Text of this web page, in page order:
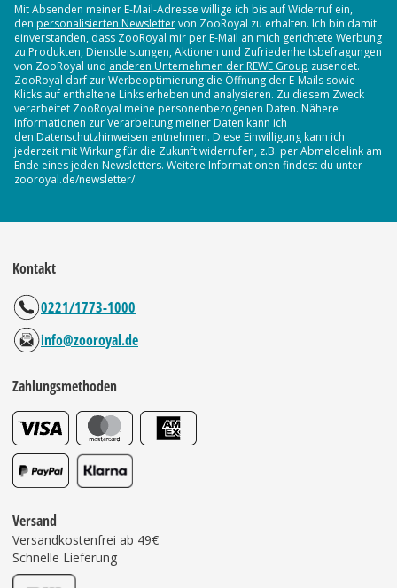
Mit Absenden meiner E-Mail-Adresse willige ich bis auf Widerruf ein,
den personalisierten Newslettervon ZooRoyal zu erhalten. Ich bin damit
einverstanden, dass ZooRoyal mir per E-Mail an mich gerichtete Werbung
zu Produkten, Dienstleistungen, Aktionen und Zufriedenheitsbefragungen
von ZooRoyal und anderen Unternehmen der REWE Group zusendet.
ZooRoyal darf zur Werbeoptimierung die Öffnung der E-Mails sowie
Klicks auf enthaltene Links erheben und analysieren. Zu diesem Zweck
verarbeitet ZooRoyal meine personenbezogenen Daten. Nähere
Informationen zur Verarbeitung meiner Daten kann ich
den Datenschutzhinweisen entnehmen. Diese Einwilligung kann ich
jederzeit mit Wirkung für die Zukunft widerrufen, z.B. per Abmeldelink am
Ende eines jeden Newsletters. Weitere Informationen findest du unter
zooroyal.de/newsletter/.
Kontakt
0221/1773-1000
info@zooroyal.de
Zahlungsmethoden
Versand
Versandkostenfrei ab 49€
Schnelle Lieferung